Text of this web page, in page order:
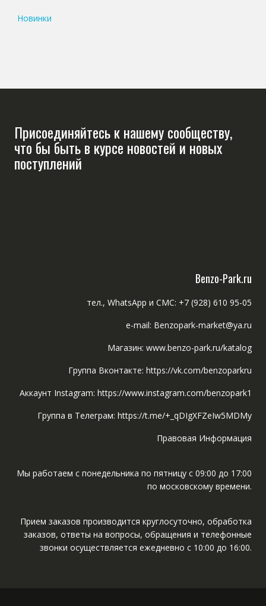
Новинки
Присоединяйтесь к нашему сообществу,
что бы быть в курсе новостей и новых
поступлений
Benzo-Park.ru
тел., WhatsApp и СМС: +7 (928) 610 95-05
e-mail: Benzopark-market@ya.ru
Магазин: www.benzo-park.ru/katalog
Группа Вконтакте: https://vk.com/benzoparkru
Аккаунт Instagram: https://www.instagram.com/benzopark1
Группа в Телеграм: https://t.me/+_qDIgXFZeIw5MDMy
Правовая Информация
Мы работаем с понедельника по пятницу с 09:00 до 17:00
по московскому времени.
Прием заказов производится круглосуточно, обработка
заказов, ответы на вопросы, обращения и телефонные
звонки осуществляется ежедневно с 10:00 до 16:00.